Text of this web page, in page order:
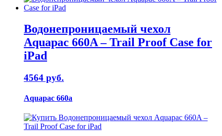
Водонепроницаемый чехол
Aquapac 660A – Trail Proof Case for
iPad
4564 руб.
Aquapac 660a